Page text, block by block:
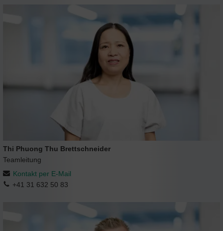
Thi Phuong Thu Brettschneider
Teamleitung
Kontakt per E-Mail
+41 31 632 50 83